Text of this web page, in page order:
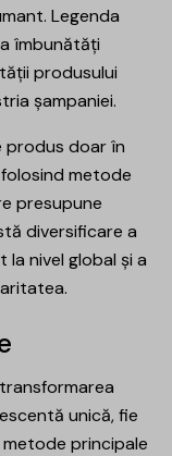
Legenda
îmbunătăți
produsului
șampaniei.
produs doar în
metode
presupune
diversificare a
nivel global și a
unică, fie
principale